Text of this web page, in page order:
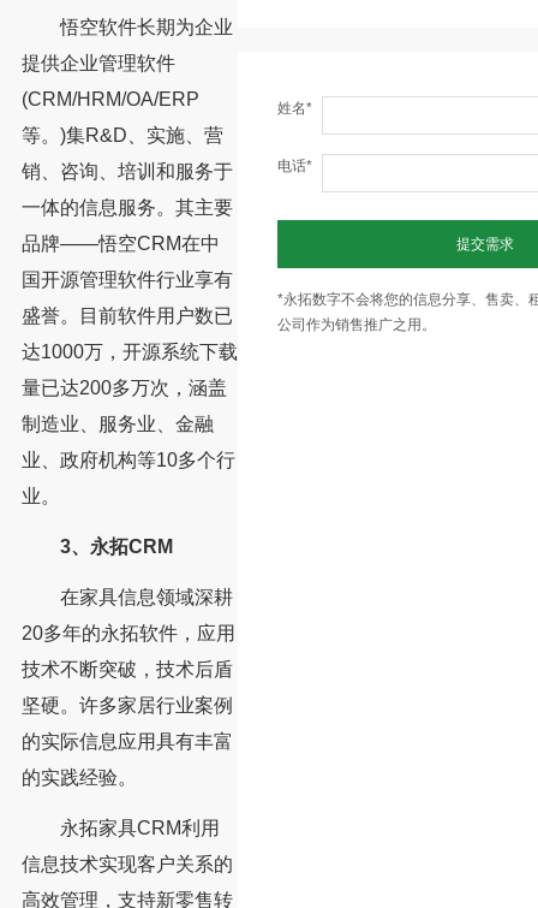
悟空软件长期为企业
提供企业管理软件
(CRM/HRM/OA/ERP
等。)集R&D、实施、营
销、咨询、培训和服务于
一体的信息服务。其主要
品牌——悟空CRM在中
国开源管理软件行业享有
盛誉。目前软件用户数已
达1000万，开源系统下载
量已达200多万次，涵盖
制造业、服务业、金融
业、政府机构等10多个行
业。
3、永拓CRM
在家具信息领域深耕
20多年的永拓软件，应用
技术不断突破，技术后盾
坚硬。许多家居行业案例
的实际信息应用具有丰富
的实践经验。
永拓家具CRM利用
信息技术实现客户关系的
高效管理，支持新零售转
姓名*
电话*
提交需求
*永拓数字不会将您的信息分享、售卖、
公司作为销售推广之用。